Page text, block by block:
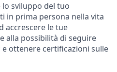
sviluppo del tuo
in prima persona nella vita
accrescere le tue
alla possibilità di seguire
ottenere certificazioni sulle